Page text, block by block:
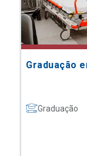
Graduação
Graduação